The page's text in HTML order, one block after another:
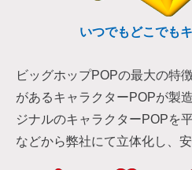
いつでもどこでも
ビッグホップPOPの最大の特
があるキャラクターPOPが製
ジナルのキャラクターPOPを
などから弊社にて立体化し、